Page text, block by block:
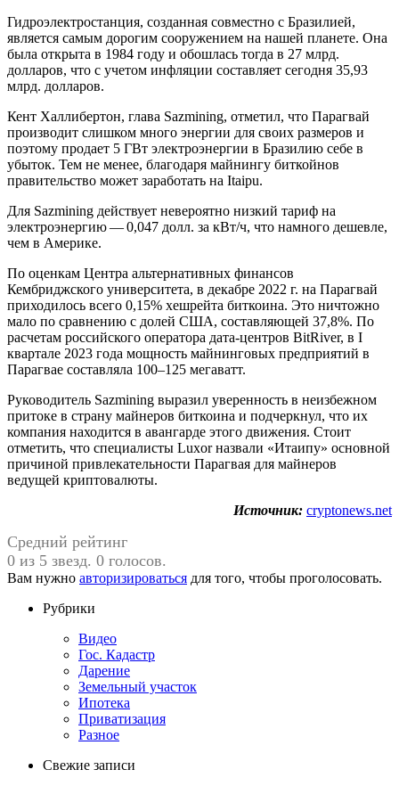
Гидроэлектростанция, созданная совместно с Бразилией,
является самым дорогим сооружением на нашей планете. Она
была открыта в 1984 году и обошлась тогда в 27 млрд.
долларов, что с учетом инфляции составляет сегодня 35,93
млрд. долларов.
Кент Халлибертон, глава Sazmining, отметил, что Парагвай
производит слишком много энергии для своих размеров и
поэтому продает 5 ГВт электроэнергии в Бразилию себе в
убыток. Тем не менее, благодаря майнингу биткойнов
правительство может заработать на Itaipu.
Для Sazmining действует невероятно низкий тариф на
электроэнергию — 0,047 долл. за кВт/ч, что намного дешевле,
чем в Америке.
По оценкам Центра альтернативных финансов
Кембриджского университета, в декабре 2022 г. на Парагвай
приходилось всего 0,15% хешрейта биткоина. Это ничтожно
мало по сравнению с долей США, составляющей 37,8%. По
расчетам российского оператора дата-центров BitRiver, в I
квартале 2023 года мощность майнинговых предприятий в
Парагвае составляла 100–125 мегаватт.
Руководитель Sazmining выразил уверенность в неизбежном
притоке в страну майнеров биткоина и подчеркнул, что их
компания находится в авангарде этого движения. Стоит
отметить, что специалисты Luxor назвали «Итаипу» основной
причиной привлекательности Парагвая для майнеров
ведущей криптовалюты.
Источник: cryptonews.net
Средний рейтинг
0 из 5 звезд. 0 голосов.
Вам нужно авторизироваться для того, чтобы проголосовать.
Рубрики
Видео
Гос. Кадастр
Дарение
Земельный участок
Ипотека
Приватизация
Разное
Свежие записи